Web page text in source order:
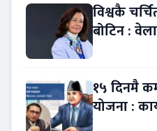
विश्वकै
बोटिन :
१५ दिनमै
योजना :